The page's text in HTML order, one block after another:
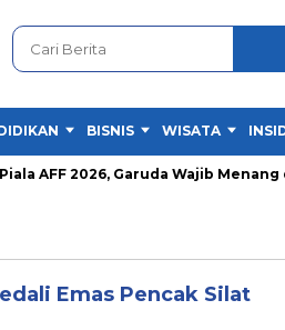
BISNIS WISATA
AFF 2026, Garuda Wajib Menang
Emas Pencak Silat